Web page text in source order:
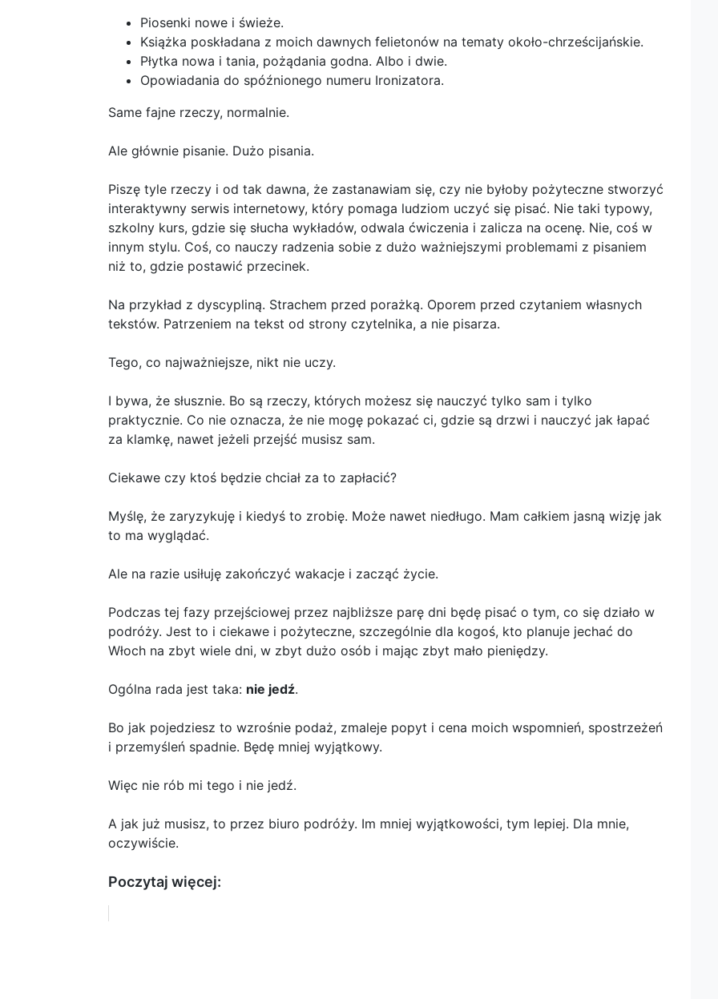
Piosenki nowe i świeże.
Książka poskładana z moich dawnych felietonów na tematy około-chrześcijańskie.
Płytka nowa i tania, pożądania godna. Albo i dwie.
Opowiadania do spóźnionego numeru Ironizatora.
Same fajne rzeczy, normalnie.
Ale głównie pisanie. Dużo pisania.
Piszę tyle rzeczy i od tak dawna, że zastanawiam się, czy nie byłoby pożyteczne stworzyć
interaktywny serwis internetowy, który pomaga ludziom uczyć się pisać. Nie taki typowy,
szkolny kurs, gdzie się słucha wykładów, odwala ćwiczenia i zalicza na ocenę. Nie, coś w
innym stylu. Coś, co nauczy radzenia sobie z dużo ważniejszymi problemami z pisaniem
niż to, gdzie postawić przecinek.
Na przykład z dyscypliną. Strachem przed porażką. Oporem przed czytaniem własnych
tekstów. Patrzeniem na tekst od strony czytelnika, a nie pisarza.
Tego, co najważniejsze, nikt nie uczy.
I bywa, że słusznie. Bo są rzeczy, których możesz się nauczyć tylko sam i tylko
praktycznie. Co nie oznacza, że nie mogę pokazać ci, gdzie są drzwi i nauczyć jak łapać
za klamkę, nawet jeżeli przejść musisz sam.
Ciekawe czy ktoś będzie chciał za to zapłacić?
Myślę, że zaryzykuję i kiedyś to zrobię. Może nawet niedługo. Mam całkiem jasną wizję jak
to ma wyglądać.
Ale na razie usiłuję zakończyć wakacje i zacząć życie.
Podczas tej fazy przejściowej przez najbliższe parę dni będę pisać o tym, co się działo w
podróży. Jest to i ciekawe i pożyteczne, szczególnie dla kogoś, kto planuje jechać do
Włoch na zbyt wiele dni, w zbyt dużo osób i mając zbyt mało pieniędzy.
Ogólna rada jest taka: nie jedź.
Bo jak pojedziesz to wzrośnie podaż, zmaleje popyt i cena moich wspomnień, spostrzeżeń
i przemyśleń spadnie. Będę mniej wyjątkowy.
Więc nie rób mi tego i nie jedź.
A jak już musisz, to przez biuro podróży. Im mniej wyjątkowości, tym lepiej. Dla mnie,
oczywiście.
Poczytaj więcej: